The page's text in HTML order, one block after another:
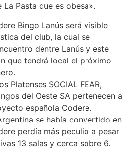
Pasta que es obesa».
Bingo Lanús será visible
del club, la cual se
dentre Lanús y este
que tendrá local el próximo
Platenses SOCIAL FEAR,
del Oeste SA pertenecen a
española Codere.
se había convertido en
perdía más peculio a pesar
13 salas y cerca sobre 6.